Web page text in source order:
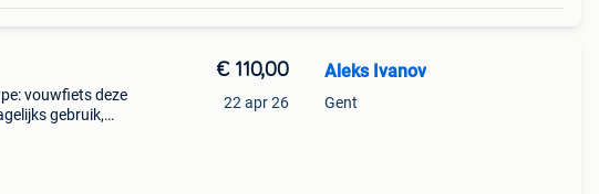
vouwfiets deze
gebruik,
€ 110,00
22 apr 26
Aleks Ivanov
Gent